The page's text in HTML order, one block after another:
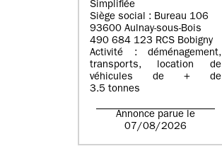
Simplifiée
Siège social : Bureau 106
93600 Aulnay-sous-Bois
490 684 123 RCS Bobigny
Activité : déménagement,
transports, location de
véhicules de + de
3.5 tonnes
Annonce parue le
07/08/2026